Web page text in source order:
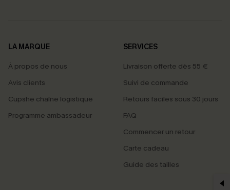
LA MARQUE
À propos de nous
Avis clients
Cupshe chaîne logistique
Programme ambassadeur
SERVICES
Livraison offerte dès 55 €
Suivi de commande
Retours faciles sous 30 jours
FAQ
Commencer un retour
Carte cadeau
Guide des tailles
PROFITEZ DE -15%